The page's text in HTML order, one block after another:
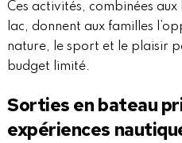
Ces activités, combinées
lac, donnent aux familles
nature, le sport et le plaisir
budget limité.
Sorties en bateau
expériences